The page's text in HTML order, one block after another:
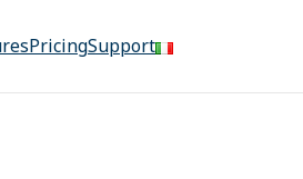
PricingSupport